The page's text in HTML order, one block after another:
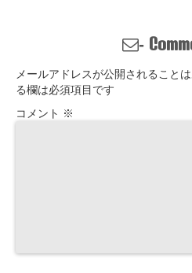
関係改善方法
はここにある
-
メールアドレスが公開されることは
る欄は必須項目です
コメント ※